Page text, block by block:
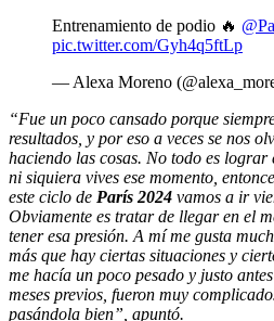
Entrenamiento de podio 🔥
pic.twitter.com/Gyh4q5ftLp
— Alexa Moreno
“Fue un poco cansado porque
resultados, y por eso a veces se nos
haciendo las cosas. No todo es lograr
ni siquiera vives ese momento,
este ciclo de París 2024 vamos a ir
Obviamente es tratar de llegar en el
tener esa presión. A mí me gusta
más que hay ciertas situaciones y
me hacía un poco pesado y justo
meses previos, fueron muy
pasándola bien”, apuntó.